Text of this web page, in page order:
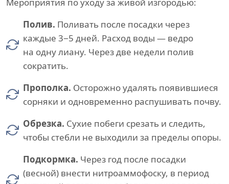
Полив. Поливать после посадки через
каждые 3−5 дней. Расход воды — ведро
на одну лиану. Через две недели полив
сократить.
Прополка. Осторожно удалять появившиеся
сорняки и одновременно распушивать почву.
Обрезка. Сухие побеги срезать и следить,
чтобы стебли не выходили за пределы опоры.
Подкормка. Через год после посадки
(весной) внести нитроаммофоску, в период